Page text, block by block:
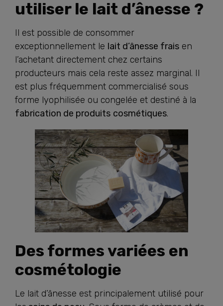
utiliser le lait d’ânesse ?
Il est possible de consommer
exceptionnellement le lait d’ânesse frais en
l’achetant directement chez certains
producteurs mais cela reste assez marginal. Il
est plus fréquemment commercialisé sous
forme lyophilisée ou congelée et destiné à la
fabrication de produits cosmétiques.
Des formes variées en
cosmétologie
Le lait d’ânesse est principalement utilisé pour